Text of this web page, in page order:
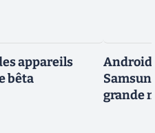
appareils
bêta
Android
grande